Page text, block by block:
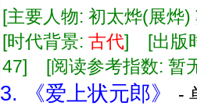
[主要人物: 初太烨(展
[时代背景: 古代] [出版
47] [阅读参考指数: 暂
3. 《爱上状元郎》
-